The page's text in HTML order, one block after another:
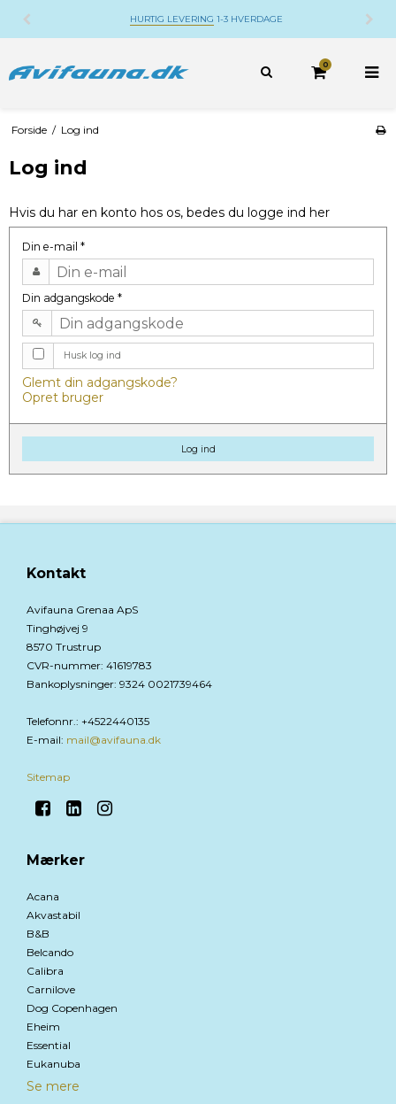
HURTIG LEVERING 1-3 HVERDAGE
0
Forside / Log ind
Log ind
Hvis du har en konto hos os, bedes du logge ind her
Din e-mail *
Din adgangskode *
Husk log ind
Glemt din adgangskode?
Opret bruger
Log ind
Kontakt
Avifauna Grenaa ApS
Tinghøjvej 9
8570 Trustrup
CVR-nummer: 41619783
Bankoplysninger: 9324 0021739464
Telefonnr. : +4522440135
E-mail: mail@avifauna.dk
Sitemap
Mærker
Acana
Akvastabil
B&B
Belcando
Calibra
Carnilove
Dog Copenhagen
Eheim
Essential
Eukanuba
Se mere